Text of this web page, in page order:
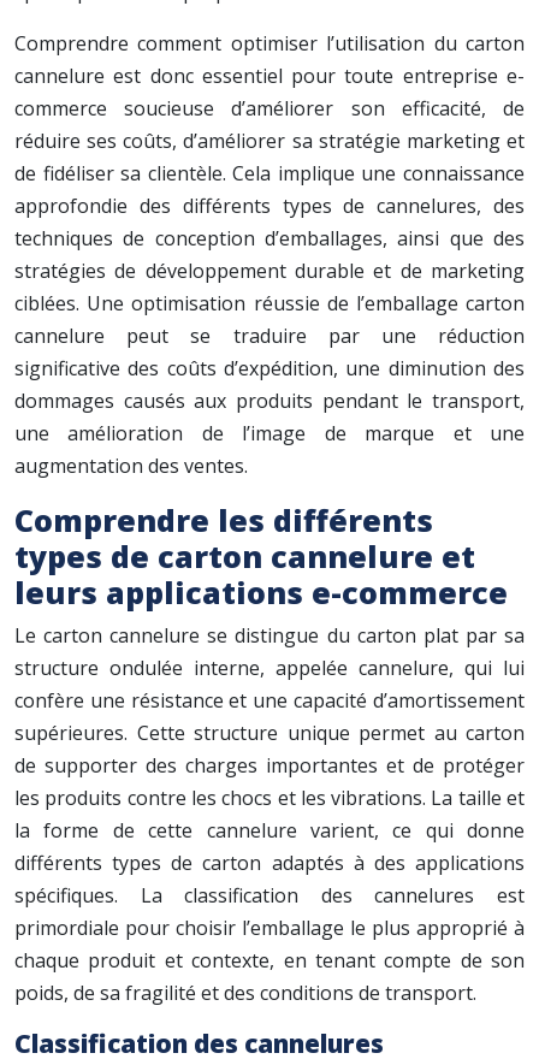
Comprendre comment optimiser l’utilisation du carton
cannelure est donc essentiel pour toute entreprise e-
commerce soucieuse d’améliorer son efficacité, de
réduire ses coûts, d’améliorer sa stratégie marketing et
de fidéliser sa clientèle. Cela implique une connaissance
approfondie des différents types de cannelures, des
techniques de conception d’emballages, ainsi que des
stratégies de développement durable et de marketing
ciblées. Une optimisation réussie de l’emballage carton
cannelure peut se traduire par une réduction
significative des coûts d’expédition, une diminution des
dommages causés aux produits pendant le transport,
une amélioration de l’image de marque et une
augmentation des ventes.
Comprendre les différents
types de carton cannelure et
leurs applications e-commerce
Le carton cannelure se distingue du carton plat par sa
structure ondulée interne, appelée cannelure, qui lui
confère une résistance et une capacité d’amortissement
supérieures. Cette structure unique permet au carton
de supporter des charges importantes et de protéger
les produits contre les chocs et les vibrations. La taille et
la forme de cette cannelure varient, ce qui donne
différents types de carton adaptés à des applications
spécifiques. La classification des cannelures est
primordiale pour choisir l’emballage le plus approprié à
chaque produit et contexte, en tenant compte de son
poids, de sa fragilité et des conditions de transport.
Classification des cannelures